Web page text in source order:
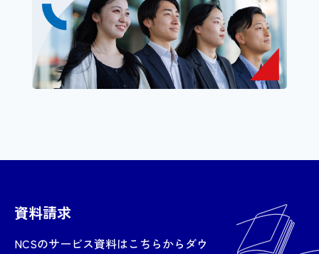
資料請求
NCSのサービス資料はこちらからダウ